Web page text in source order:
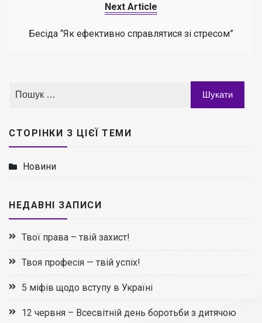
Next Article
Бесіда “Як ефективно справлятися зі стресом”
СТОРІНКИ З ЦІЄЇ ТЕМИ
Новини
НЕДАВНІ ЗАПИСИ
Твої права – твій захист!
Твоя професія — твій успіх!
5 міфів щодо вступу в Україні
12 червня – Всесвітній день боротьби з дитячою